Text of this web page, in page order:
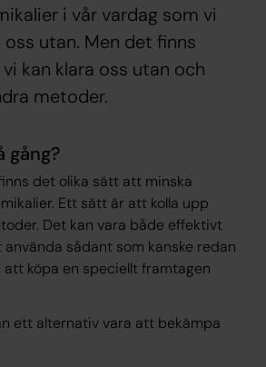
i vår vardag som vi
utan. Men det finns
kan klara oss utan och
metoder.
gång?
det olika sätt att minska
Ett sätt är att kolla upp
Det kan vara både effektivt
sådant som kanske redan
köpa en speciellt framtagen
ett alternativ vara att bekämpa